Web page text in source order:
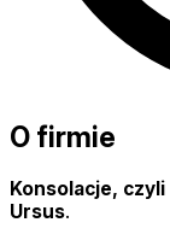
O firmie
Konsolacje,
Ursus.